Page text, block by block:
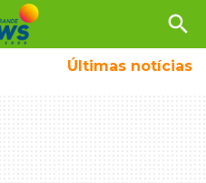
search
Últimas notícias